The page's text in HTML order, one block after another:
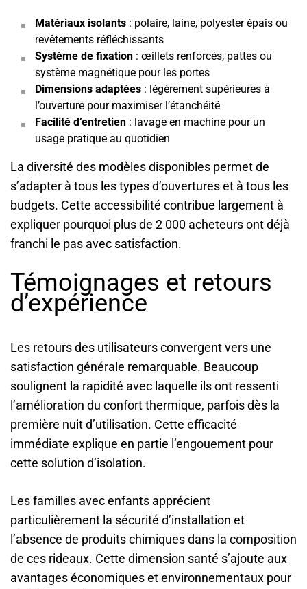
Matériaux isolants : polaire, laine, polyester épais ou
revêtements réfléchissants
Système de fixation : œillets renforcés, pattes ou
système magnétique pour les portes
Dimensions adaptées : légèrement supérieures à
l’ouverture pour maximiser l’étanchéité
Facilité d’entretien : lavage en machine pour un
usage pratique au quotidien
La diversité des modèles disponibles permet de
s’adapter à tous les types d’ouvertures et à tous les
budgets. Cette accessibilité contribue largement à
expliquer pourquoi plus de 2 000 acheteurs ont déjà
franchi le pas avec satisfaction.
Témoignages et retours
d’expérience
Les retours des utilisateurs convergent vers une
satisfaction générale remarquable. Beaucoup
soulignent la rapidité avec laquelle ils ont ressenti
l’amélioration du confort thermique, parfois dès la
première nuit d’utilisation. Cette efficacité
immédiate explique en partie l’engouement pour
cette solution d’isolation.
Les familles avec enfants apprécient
particulièrement la sécurité d’installation et
l’absence de produits chimiques dans la composition
de ces rideaux. Cette dimension santé s’ajoute aux
avantages économiques et environnementaux pour